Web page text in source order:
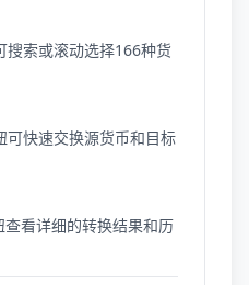
搜索或滚动选择166种货
可快速交换源货币和目标
看详细的转换结果和历